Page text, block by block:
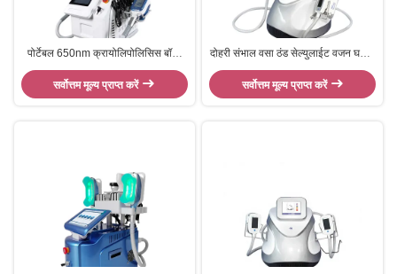
पोर्टेबल 650nm क्रायोलिपोलिसिस बॉडी
स्लिमिंग मशीन फैट फ्रीजिंग 6 इन1
सर्वोत्तम मूल्य प्राप्त करें
दोहरी संभाल वसा ठंड सेल्युलाईट वजन घटाने
मशीनें CR02 110v / 220v
सर्वोत्तम मूल्य प्राप्त करें